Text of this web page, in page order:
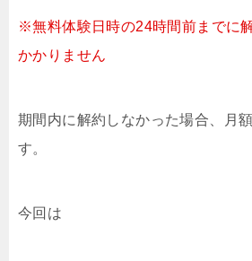
※無料体験日時の24時間前までに
かかりません
期間内に解約しなかった場合、月
す。
今回は